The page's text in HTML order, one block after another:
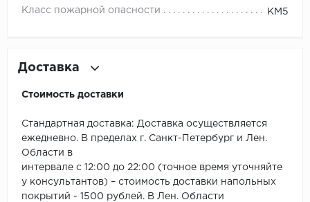
SPC Flooring
SPC Ideal Flooring
SPC Kronostep
Класс пожарной опасности КМ5
Доставка
Стоимость доставки
Стандартная доставка: Доставка осуществляется
ежедневно. В пределах г. Санкт-Петербург и Лен.
Области в
интервале с 12:00 до 22:00 (точное время уточняйте
у консультантов) – стоимость доставки напольных
покрытий - 1500 рублей. В Лен. Области